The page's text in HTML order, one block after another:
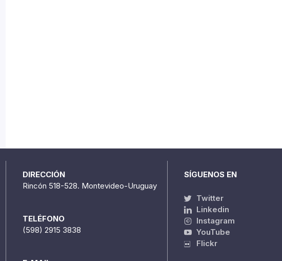
DIRECCIÓN
Rincón 518-528. Montevideo-Uruguay
TELÉFONO
(598) 2915 3838
SÍGUENOS EN
Twitter
Linkedin
Instagram
YouTube
Flickr